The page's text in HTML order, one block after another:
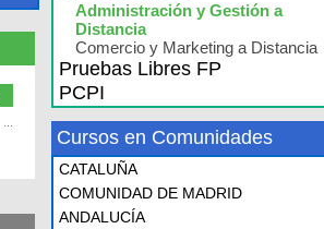
Administración y Gestión a
Distancia
Comercio y Marketing a Distancia
Pruebas Libres FP
PCPI
Cursos en Comunidades
CATALUÑA
COMUNIDAD DE MADRID
ANDALUCÍA